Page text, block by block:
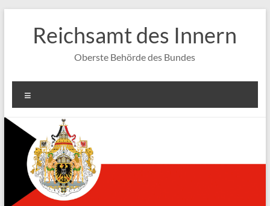
springenReichsamt des Innern
Oberste Behörde des Bundes